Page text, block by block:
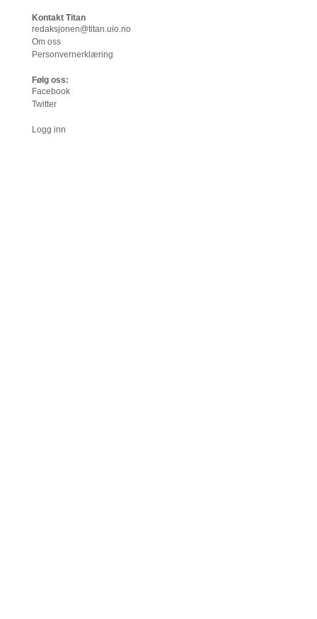
Kontakt Titan
redaksjonen@titan.uio.no
Om oss
Personvernerklæring
Følg oss:
Facebook
Twitter
Logg inn